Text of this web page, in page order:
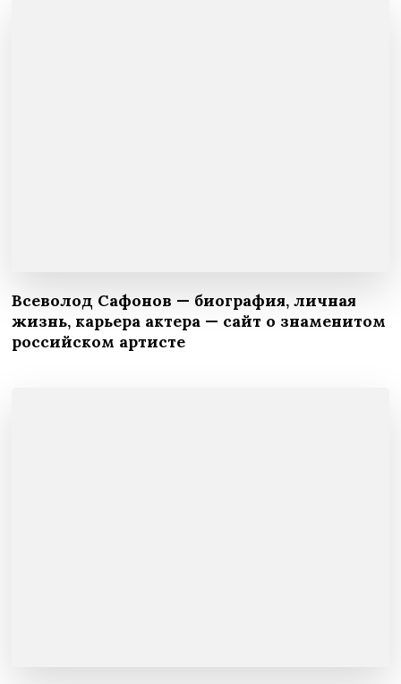
Всеволод Сафонов — биография, личная
жизнь, карьера актера — сайт о знаменитом
российском артисте